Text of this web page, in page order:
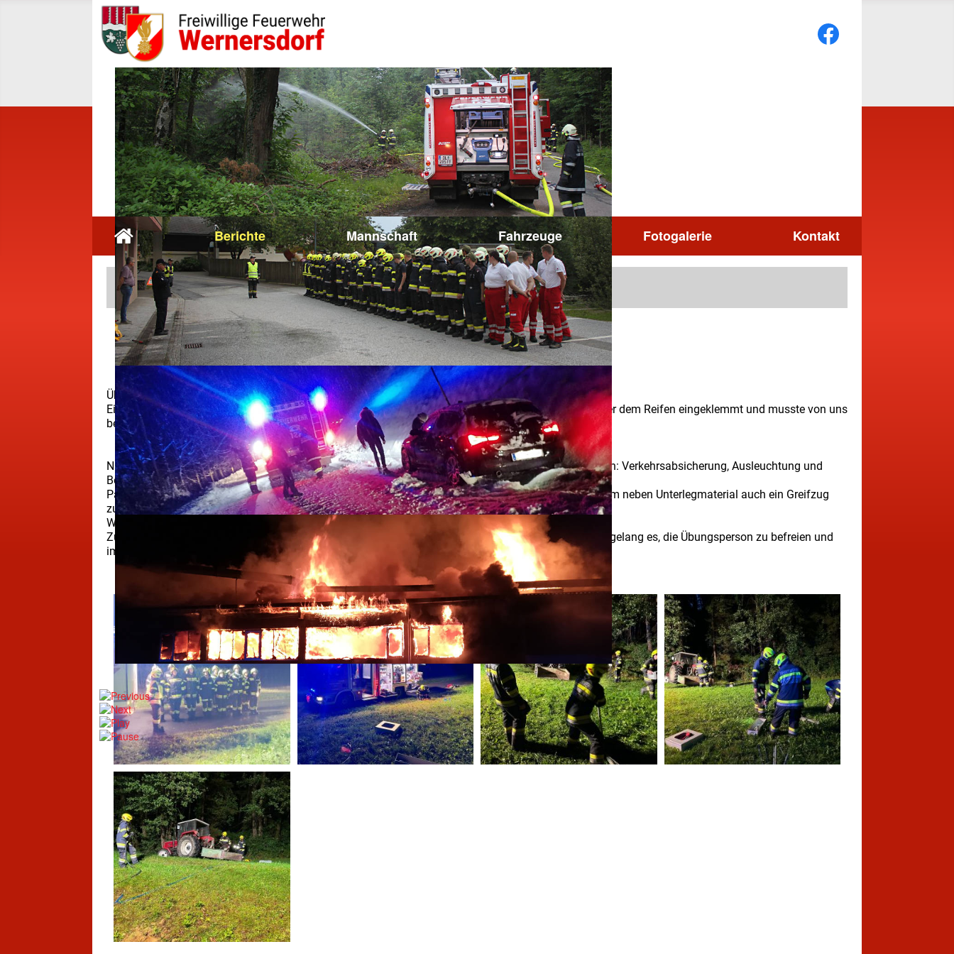
Berichte Mannschaft Fahrzeuge Fotogalerie Kontakt
Berichte
Monatsübung September
17.09.2025
Übungsannahme: Person unter Traktorreifen eingeklemmt
Ein Traktor ist ins Rollen geraten und hat eine Person mit dem Hinterrad überrollt. Die Person war unter dem Reifen eingeklemmt und musste von uns
befreit werden.
Nach dem Eintreffen an der Einsatzstelle wurde zunächst die Absicherung des Bereichs vorgenommen: Verkehrsabsicherung, Ausleuchtung und
Bereitstellung des Brandschutzes.
Parallel erfolgte die Sicherung des Traktors, um ein unkontrolliertes Wegrollen zu verhindern. Dazu kam neben Unterlegmaterial auch ein Greifzug
zum Einsatz, mit dem das Fahrzeug stabilisiert werden konnte.
Währenddessen kümmerte sich ein Trupp um die Betreuung der eingeklemmten Person.
Zur Befreiung nutzten wir Hebekissen, die unter dem Traktor positioniert wurden. Nach dem Anheben gelang es, die Übungsperson zu befreien und
im Anschluss an den Rettungsdienst zu übergeben.